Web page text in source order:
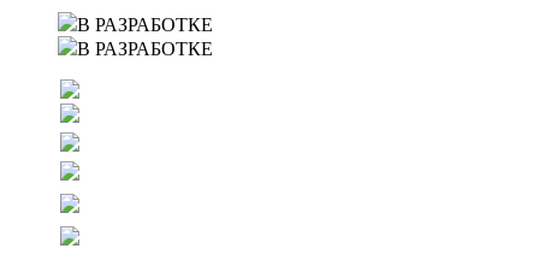
В РАЗРАБОТКЕ
В РАЗРАБОТКЕ